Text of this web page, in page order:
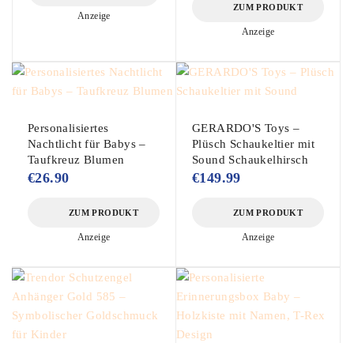
Anzeige
ZUM PRODUKT
Anzeige
Personalisiertes
Nachtlicht für Babys –
Taufkreuz Blumen
€26.90
ZUM PRODUKT
Anzeige
GERARDO'S Toys –
Plüsch Schaukeltier mit
Sound Schaukelhirsch
€149.99
ZUM PRODUKT
Anzeige